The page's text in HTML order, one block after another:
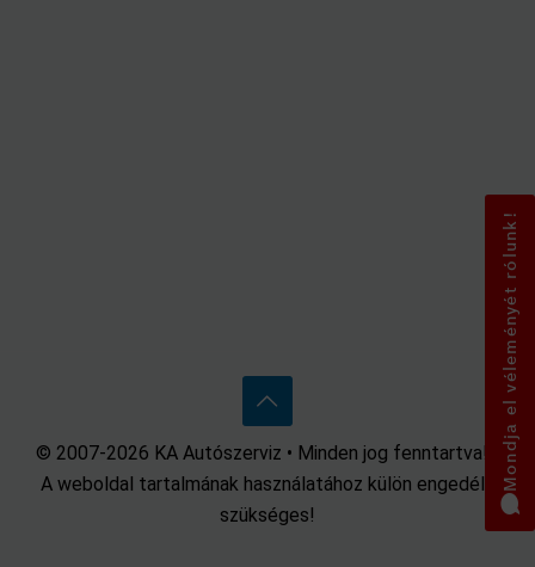
Mondja el véleményét rólunk!
© 2007-2026 KA Autószerviz • Minden jog fenntartva! •
A weboldal tartalmának használatához külön engedély
szükséges!